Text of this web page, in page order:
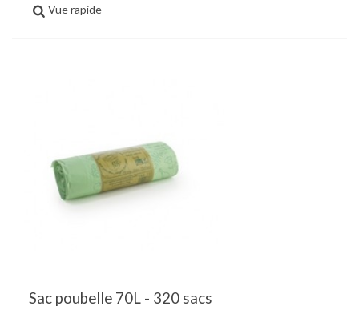
Vue rapide
Sac poubelle 70L - 320 sacs